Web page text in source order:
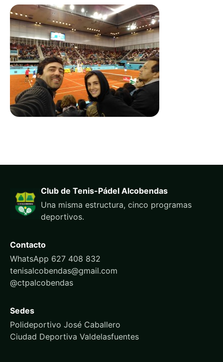
Club de Tenis-Pádel Alcobendas
Una misma estructura, cinco programas
deportivos.
Contacto
WhatsApp 627 408 832
tenisalcobendas@gmail.com
@ctpalcobendas
Sedes
Polideportivo José Caballero
Ciudad Deportiva Valdelasfuentes